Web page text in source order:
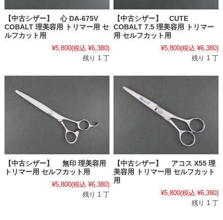
【中古シザー】 心 DA-675V
COBALT 理美容用 トリマー用 セ
ルフカット用
¥5,800(税込 ¥6,380)
残り 1 丁
【中古シザー】 CUTE
COBALT 7.5 理美容用 トリマー
用 セルフカット用
¥5,800(税込 ¥6,380)
残り 1 丁
【中古シザー】 無印 理美容用
トリマー用 セルフカット用
¥5,800(税込 ¥6,380)
残り 1 丁
【中古シザー】 アコス X55 理
美容用 トリマー用 セルフカット
用
¥5,800(税込 ¥6,380)
残り 1 丁